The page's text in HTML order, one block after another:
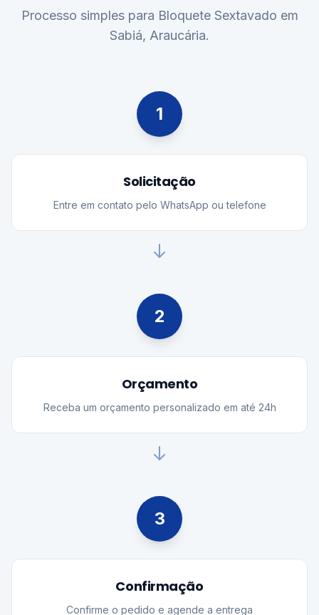
Processo simples para Bloquete Sextavado em
Sabiá, Araucária.
1
Solicitação
Entre em contato pelo WhatsApp ou telefone
2
Orçamento
Receba um orçamento personalizado em até 24h
3
Confirmação
Confirme o pedido e agende a entrega